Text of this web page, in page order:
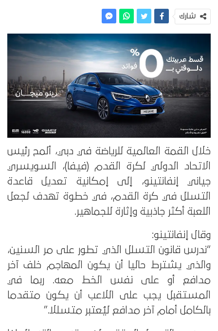
شارك
خلال القمة العالمية للرياضة في دبي، ألمح رئيس
الاتحاد الدولي لكرة القدم (فيفا)، السويسري
جياني إنفانتينو، إلى إمكانية تعديل قاعدة
التسلل في كرة القدم، في خطوة تهدف لجعل
اللعبة أكثر جاذبية وإثارة للجماهير.
وقال إنفانتينو:
“ندرس قانون التسلل الذي تطور على مر السنين،
والذي يشترط حاليا أن يكون المهاجم خلف آخر
مدافع أو على نفس الخط معه. ربما في
المستقبل يجب على اللاعب أن يكون متقدما
بالكامل أمام آخر مدافع ليُعتبر متسللا.”